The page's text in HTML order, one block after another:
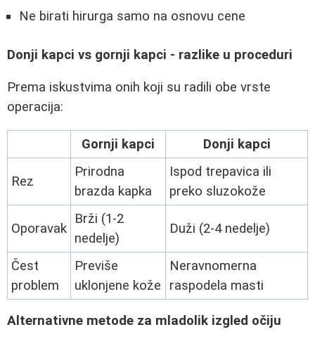
Ne birati hirurga samo na osnovu cene
Donji kapci vs gornji kapci - razlike u proceduri
Prema iskustvima onih koji su radili obe vrste
operacija:
Gornji kapci Donji kapci
Rez
Prirodna
brazda kapka
Ispod trepavica ili
preko sluzokože
Oporavak
Brži (1-2
nedelje)
Duži (2-4 nedelje)
Čest
problem
Previše
uklonjene kože
Neravnomerna
raspodela masti
Alternativne metode za mladolik izgled očiju